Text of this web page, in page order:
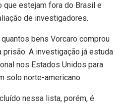
estejam fora do Brasil e
de investigadores.
bens Vorcaro comprou
A investigação já estuda
nos Estados Unidos para
solo norte-americano.
nessa lista, porém, é